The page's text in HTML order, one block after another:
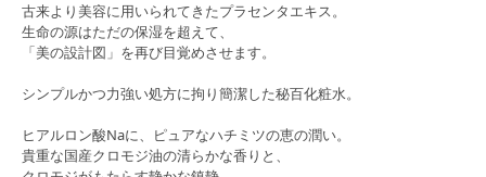
古来より美容に用いられてきたプラセンタエキス。
生命の源はただの保湿を超えて、
「美の設計図」を再び目覚めさせます。
シンプルかつ力強い処方に拘り簡潔した秘百化粧水。
ヒアルロン酸Naに、ピュアなハチミツの恵の潤い。
貴重な国産クロモジ油の清らかな香りと、